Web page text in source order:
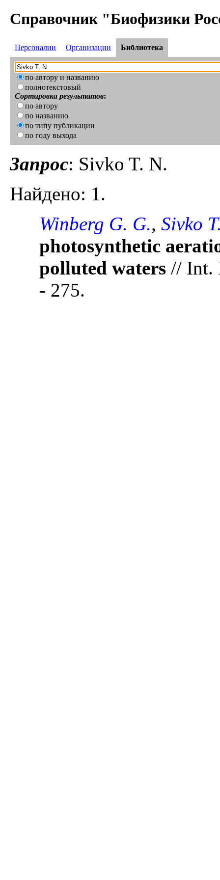
Справочник "Биофизики
Персоналии Организации Библиотека
по автору и названию
полнотекстовый
Сортировка результатов:
по автору
по названию
по типу публикации
по году выхода
Запрос: Sivko T. N.
Найдено: 1.
Winberg G. G., Sivko
photosynthetic
polluted waters // Int.
- 275.